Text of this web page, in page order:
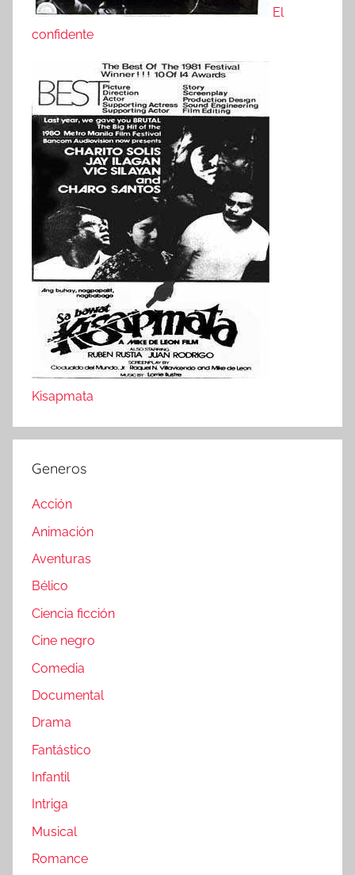
El
confidente
Kisapmata
Generos
Acción
Animación
Aventuras
Bélico
Ciencia ficción
Cine negro
Comedia
Documental
Drama
Fantástico
Infantil
Intriga
Musical
Romance